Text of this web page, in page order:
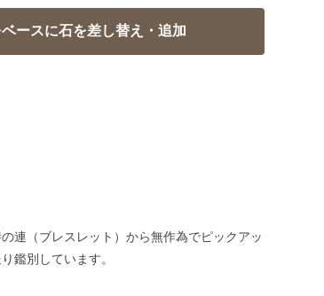
連（ブレスレット）から無作為でピックアッ
鑑別しています。